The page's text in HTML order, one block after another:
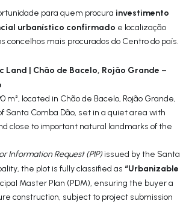
para quem procura investimento
urbanístico confirmado e localização
concelhos mais procurados do Centro do país.
Land | Chão de Bacelo, Rojão Grande –
m², located in Chão de Bacelo, Rojão Grande,
Santa Comba Dão, set in a quiet area with
close to important natural landmarks of the
Information Request (PIP) issued by the Santa
the plot is fully classified as “Urbanizable
Master Plan (PDM), ensuring the buyer a
construction, subject to project submission